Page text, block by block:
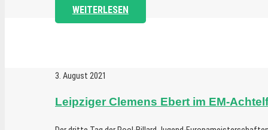
WEITERLESEN
3. August 2021
Leipziger Clemens Ebert im EM-